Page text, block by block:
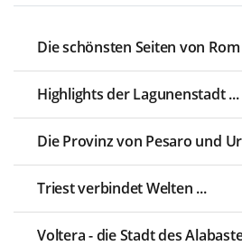
Die schönsten Seiten von Rom
Highlights der Lagunenstadt ...
Die Provinz von Pesaro und
Triest verbindet Welten ...
Voltera - die Stadt des